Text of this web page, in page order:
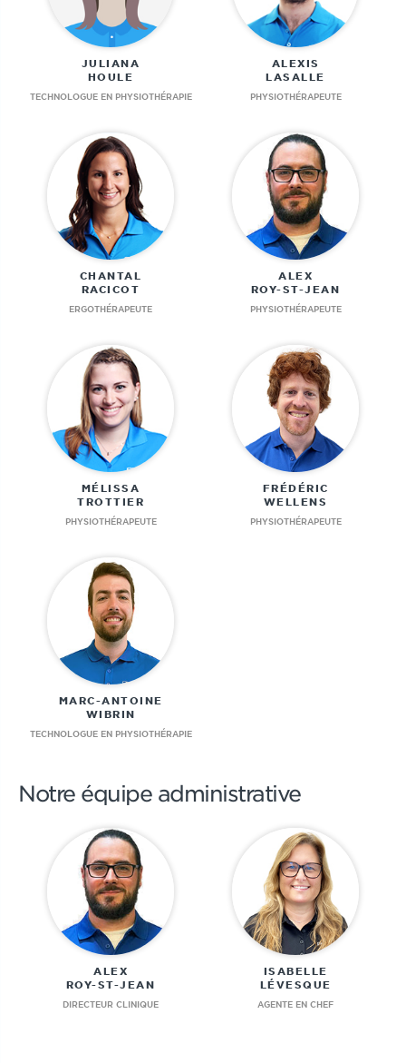
JULIANA
HOULE
TECHNOLOGUE EN PHYSIOTHÉRAPIE
ALEXIS
LASALLE
PHYSIOTHÉRAPEUTE
CHANTAL
RACICOT
ERGOTHÉRAPEUTE
ALEX
ROY-ST-JEAN
PHYSIOTHÉRAPEUTE
MÉLISSA
TROTTIER
PHYSIOTHÉRAPEUTE
FRÉDÉRIC
WELLENS
PHYSIOTHÉRAPEUTE
MARC-ANTOINE
WIBRIN
TECHNOLOGUE EN PHYSIOTHÉRAPIE
Notre équipe administrative
ALEX
ROY-ST-JEAN
DIRECTEUR CLINIQUE
ISABELLE
LÉVESQUE
AGENTE EN CHEF